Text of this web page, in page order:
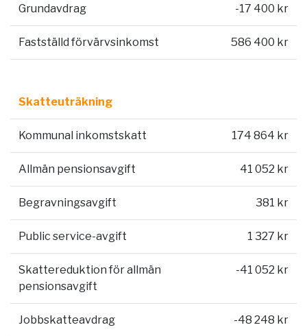
Grundavdrag -17 400 kr
Fastställd förvärvsinkomst 586 400 kr
Skatteuträkning
Kommunal inkomstskatt 174 864 kr
Allmän pensionsavgift 41 052 kr
Begravningsavgift 381 kr
Public service-avgift 1 327 kr
Skattereduktion för allmän
pensionsavgift
-41 052 kr
Jobbskatteavdrag -48 248 kr